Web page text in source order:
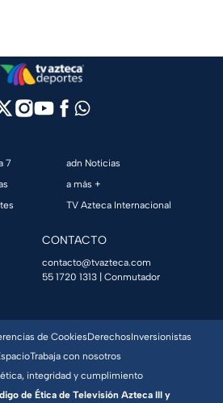
7
adn Noticias
a más +
TV Azteca Internacional
CONTACTO
contacto@tvazteca.com
55 1720 1313 | Conmutador
de CookiesDerechosInversionistas
Trabaja con nosotros
ética, integridad y cumplimiento
de Ética de Televisión Azteca III y